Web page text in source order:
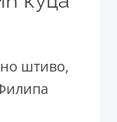
штиво,